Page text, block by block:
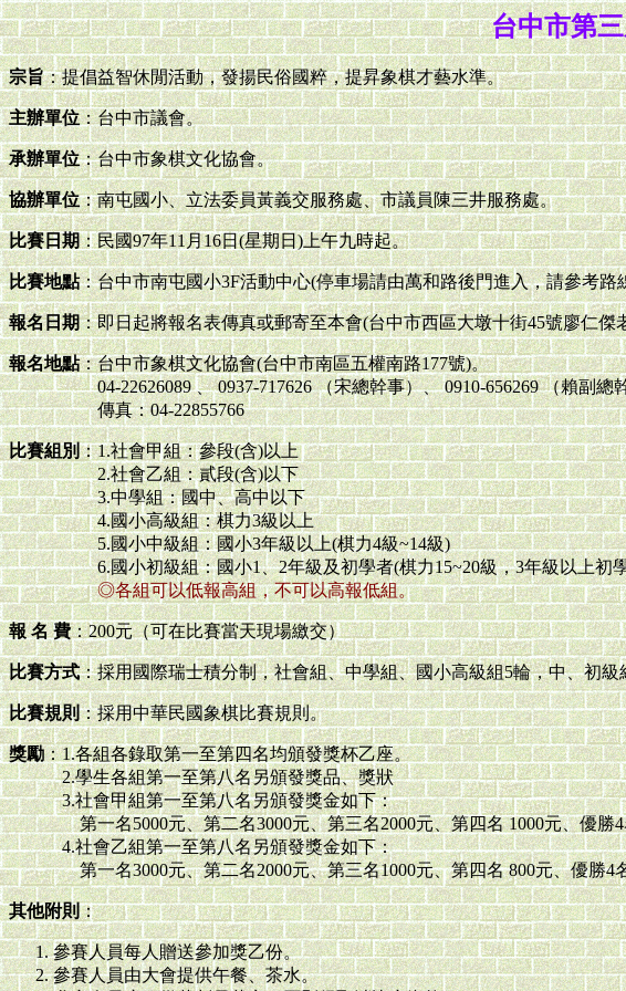
台中市第
宗旨：提倡益智休閒活動，發揚民俗國粹，提昇象棋才藝水準。
主辦單位：台中市議會。
承辦單位：台中市象棋文化協會。
協辦單位：南屯國小、立法委員黃義交服務處、市議員陳三井服務處。
比賽日期：民國97年11月16日(星期日)上午九時起。
比賽地點：台中市南屯國小3F活動中心(停車場請由萬和路後門進入，請參考路
報名日期：即日起將報名表傳真或郵寄至本會(台中市西區大墩十街45號廖仁傑
報名地點：台中市象棋文化協會(台中市南區五權南路177號)。
04-22626089 、 0937-717626 （宋總幹事）、 0910-656269 （賴副總
傳真：04-22855766
比賽組別：1.社會甲組：參段(含)以上
2.社會乙組：貳段(含)以下
3.中學組：國中、高中以下
4.國小高級組：棋力3級以上
5.國小中級組：國小3年級以上(棋力4級~14級)
6.國小初級組：國小1、2年級及初學者(棋力15~20級，3年級以上初
◎各組可以低報高組，不可以高報低組。
報 名 費：200元（可在比賽當天現場繳交）
比賽方式：採用國際瑞士積分制，社會組、中學組、國小高級組5輪，中、初級
比賽規則：採用中華民國象棋比賽規則。
獎勵：1.各組各錄取第一至第四名均頒發獎杯乙座。
2.學生各組第一至第八名另頒發獎品、獎狀
3.社會甲組第一至第八名另頒發獎金如下：
第一名5000元、第二名3000元、第三名2000元、第四名 1000元、優勝4
4.社會乙組第一至第八名另頒發獎金如下：
第一名3000元、第二名2000元、第三名1000元、第四名 800元、優勝4
其他附則：
參賽人員每人贈送參加獎乙份。
參賽人員由大會提供午餐、茶水。